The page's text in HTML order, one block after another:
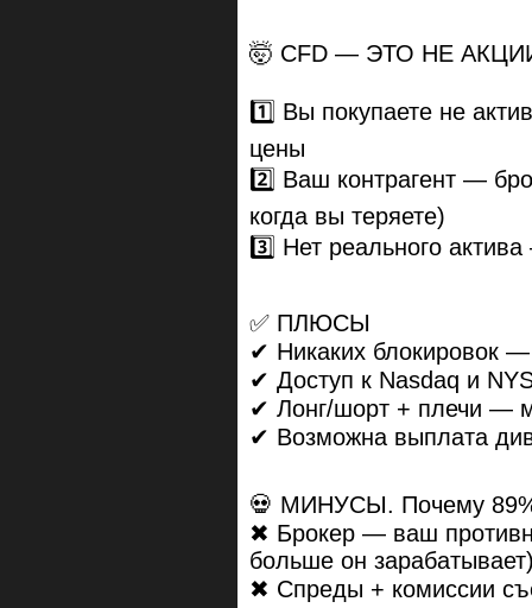
🤯 CFD — ЭТО НЕ
1️⃣ Вы покупаете не
цены
2️⃣ Ваш контрагент —
когда вы теряете)
3️⃣ Нет реального
✅ ПЛЮСЫ
✔ Никаких блокировок
✔ Доступ к Nasdaq и
✔ Лонг/шорт + плечи —
✔ Возможна выплата
💀 МИНУСЫ. Почему 89%
✖ Брокер — ваш
больше он
✖ Спреды + комиссии